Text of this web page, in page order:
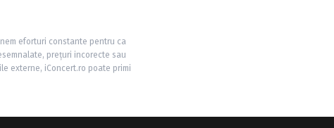
eforturi constante pentru ca
prețuri incorecte sau
externe, iConcert.ro poate primi